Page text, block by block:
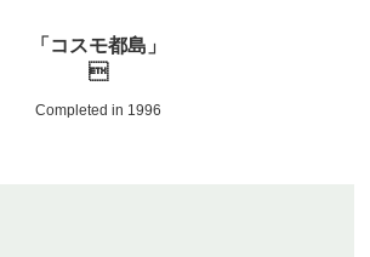
「コスモ都島」

Completed in 1996